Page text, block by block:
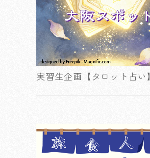
実習生企画【タロット占い】